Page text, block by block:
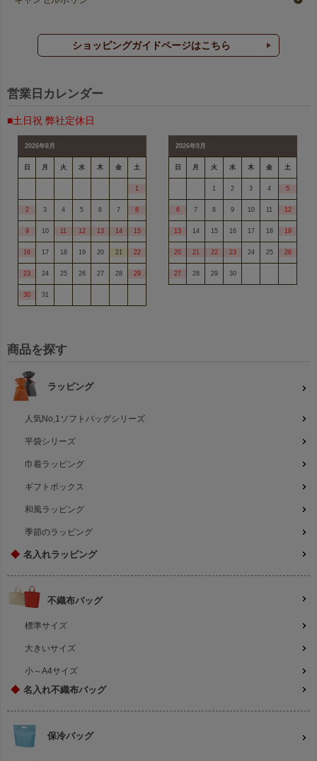
ベージュ
ミルクティーベージュ ライトブラウン
ダークブラウン ダークブラウン
関連キーワード：ラッピング,リボン付き袋,リボン巾着,無地
ショッピングガイドページはこちら
営業日カレンダー
■土日祝 弊社定休日
2026年8月
日 月 火 水 木 金 土
1
2 3 4 5 6 7 8
9 10 11 12 13 14 15
16 17 18 19 20 21 22
23 24 25 26 27 28 29
30 31
2026年9月
日 月 火 水 木 金 土
1 2 3 4 5
6 7 8 9 10 11 12
13 14 15 16 17 18 19
20 21 22 23 24 25 26
27 28 29 30
商品を探す
ラッピング
人気No,1ソフトバッグシリーズ
平袋シリーズ
巾着ラッピング
ギフトボックス
和風ラッピング
季節のラッピング
◆ 名入れラッピング
不織布バッグ
標準サイズ
大きいサイズ
小～A4サイズ
◆ 名入れ不織布バッグ
保冷バッグ